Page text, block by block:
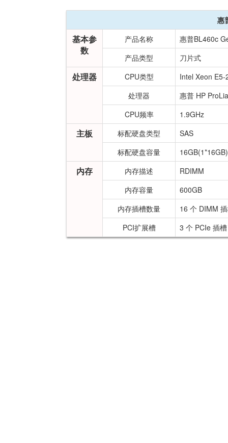
惠
基本参
数
产品名称
惠普BL460c
产品类型
刀片式
处理器 CPU类型
Intel Xeon E5-
处理器
惠普 HP
CPU频率
1.9GHz
主板 标配硬盘类型
SAS
标配硬盘容量
16GB(1*16GB)
内存 内存描述
RDIMM
内存容量
600GB
内存插槽数量
16 个 DIMM
PCI扩展槽
3 个 PCIe 插槽